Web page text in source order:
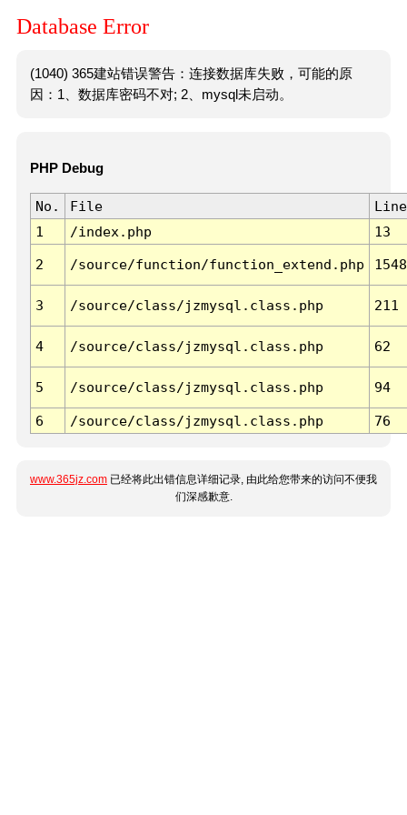
Database Error
(1040) 365建站错误警告：连接数据库失败，可能的原
因：1、数据库密码不对; 2、mysql未启动。
PHP Debug
No. File
Line
1
/index.php 13
2 /source/function/function_extend.php 1548
3 /source/class/jzmysql.class.php 211
4 /source/class/jzmysql.class.php 62
5 /source/class/jzmysql.class.php 94
6 /source/class/jzmysql.class.php 76
www.365jz.com 已经将此出错信息详细记录, 由此给您带来的访问不便我
们深感歉意.